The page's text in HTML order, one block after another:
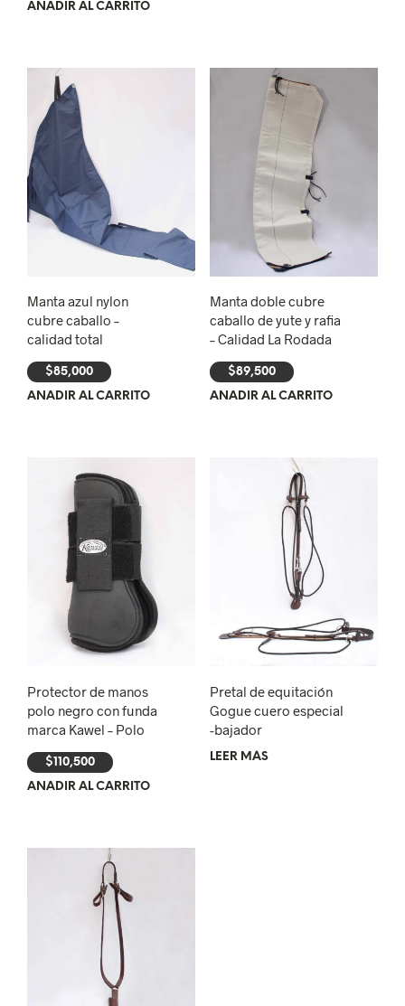
AÑADIR AL CARRITO
Manta azul nylon
cubre caballo –
calidad total
$85,000
AÑADIR AL CARRITO
Manta doble cubre
caballo de yute y rafia
– Calidad La Rodada
$89,500
AÑADIR AL CARRITO
Protector de manos
polo negro con funda
marca Kawel – Polo
$110,500
AÑADIR AL CARRITO
Pretal de equitación
Gogue cuero especial
-bajador
LEER MÁS